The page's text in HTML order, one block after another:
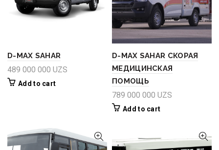
D-MAX SAHAR
489 000 000 UZS
Add to cart
D-MAX SAHAR СКОРАЯ
МЕДИЦИНСКАЯ
ПОМОЩЬ
789 000 000 UZS
Add to cart